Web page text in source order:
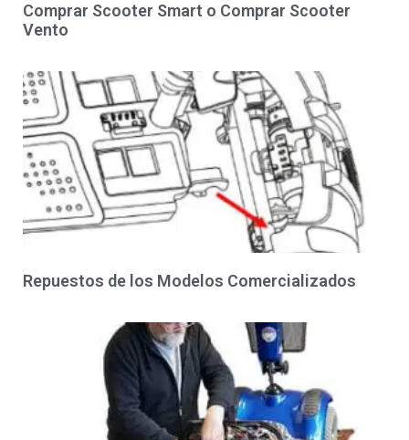
Comprar Scooter Smart o Comprar Scooter
Vento
Repuestos de los Modelos Comercializados